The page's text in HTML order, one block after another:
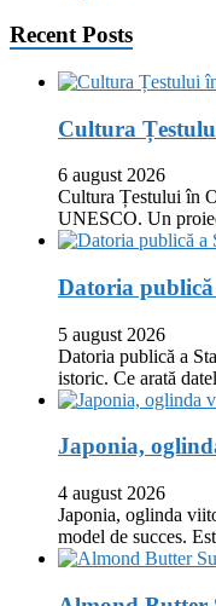
Recent Posts
Cultura
6 august 2026
Cultura Țestului în
UNESCO. Un
Datoria
5 august 2026
Datoria publică a
istoric. Ce arată
Japonia,
4 august 2026
Japonia, oglinda
model de succes.